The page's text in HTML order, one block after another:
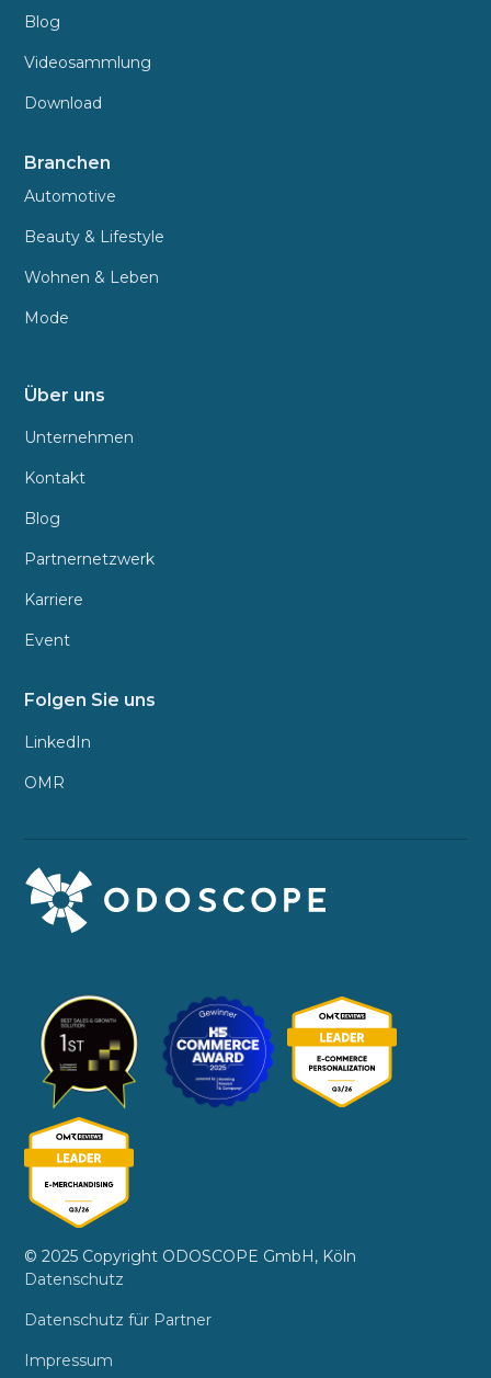
Blog
Videosammlung
Download
Branchen
Automotive
Beauty & Lifestyle
Wohnen & Leben
Mode
Über uns
Unternehmen
Kontakt
Blog
Partnernetzwerk
Karriere
Event
Folgen Sie uns
LinkedIn
OMR
© 2025 Copyright ODOSCOPE GmbH, Köln
Datenschutz
Datenschutz für Partner
Impressum